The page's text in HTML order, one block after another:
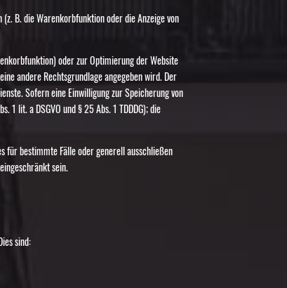
B. die Warenkorbfunktion oder die Anzeige von
oder zur Optimierung der Website
andere Rechtsgrundlage angegeben wird. Der
Sofern eine Einwilligung zur Speicherung von
lit. a DSGVO und § 25 Abs. 1 TDDDG); die
für bestimmte Fälle oder generell ausschließen
sein.
sind: